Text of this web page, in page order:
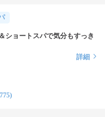
ショートスパで気分もすっき
詳細